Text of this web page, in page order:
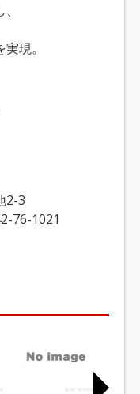
現。
2-3
76-1021